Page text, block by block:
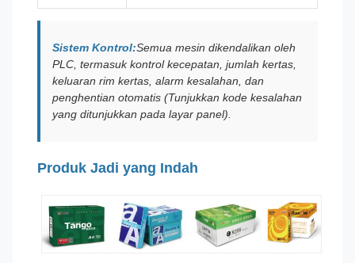
Sistem Kontrol:Semua mesin dikendalikan oleh
PLC, termasuk kontrol kecepatan, jumlah kertas,
keluaran rim kertas, alarm kesalahan, dan
penghentian otomatis (Tunjukkan kode kesalahan
yang ditunjukkan pada layar panel).
Produk Jadi yang Indah